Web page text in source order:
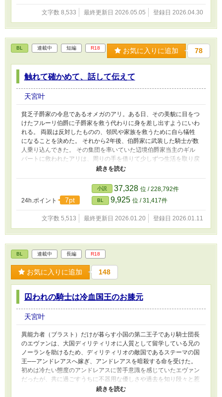
好きな二人が出会って心を通わせて親友になっていく切なくてでも
酸っぱくて辛いけど、同じくらい甘くて美味しいものだよね
文字数 8,533 最終更新日 2026.05.05 登録日 2026.04.30
BL 連載中 短編 R18 お気に入りに追加 78
触れて確かめて、話して伝えて
天宮叶
貧乏子爵家の令息であるオメガのアリ。ある日、その美貌に目をつ
けたフルーリ伯爵に子爵家を救う代わりに身を差し出すようにいわ
れる。 両親は反対したものの、領民や家族を救うために自ら犠牲
になることを決めた。 それから2年後、伯爵家に武装した騎士が数
人乗り込んできた。 その集団を率いていた辺境伯爵家当主のギル
バートに救われたアリは、周りの手を借りて少しずつ生活を取り戻
していき── 心優しい辺境伯爵当主アルファ × 必死に過去を捨て去
ろうと前を向くオメガ の穏やかで切ない愛の物語。 こちらの作
品は【愛する人に贈る5つの言葉BLアンソロジー】に寄稿していた
24h.ポイント
7pt
小説 37,328 位 / 228,792件
BL 9,925 位 / 31,417件
文字数 5,513 最終更新日 2026.01.20 登録日 2026.01.11
BL 連載中 長編 R18
お気に入りに追加 148
囚われの騎士は冷血国王のお膝元
天宮叶
異能力者（ブラスト）だけが暮らす小国の第二王子であり騎士団長
のエヴァンは、大国ディリティリオに人質として留学している兄の
ノーランを助けるため、ディリティリオの敵国であるステーマの国
王──アンドレアスへ嫁ぎ、アンドレアスを暗殺する命を受けた。
初めは冷たい態度のアンドレアスに苦手意識を感じていたエヴァン
だったが、共に過ごすうちに不器用な優しさや過去を知り段々と惹
かれ始める。 そしてアンドレアスに手をかけることに戸惑いを感